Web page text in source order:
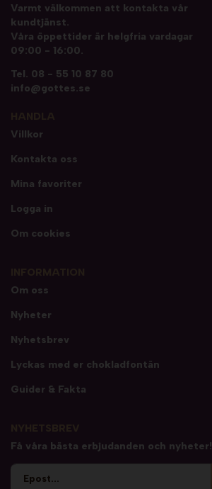
Varmt välkommen att kontakta vår
kundtjänst.
Våra öppettider är helgfria vardagar
09:00 - 16:00.
Tel. 08 - 55 10 87 80
info@gottes.se
Villkor
Kontakta oss
Mina favoriter
Logga in
Om cookies
Om oss
Nyheter
Nyhetsbrev
Lyckas med er chokladfontän
Guider & Fakta
Få våra bästa erbjudanden och nyheter!